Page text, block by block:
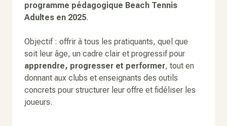
programme pédagogique Beach Tennis
Adultes en 2025.
Objectif : offrir à tous les pratiquants, quel que
soit leur âge, un cadre clair et progressif pour
apprendre, progresser et performer, tout en
donnant aux clubs et enseignants des outils
concrets pour structurer leur offre et fidéliser les
joueurs.